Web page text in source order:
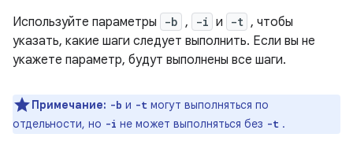
Используйте параметры -b , -i и -t , чтобы
указать, какие шаги следует выполнить. Если вы не
укажете параметр, будут выполнены все шаги.
Примечание: -b и -t могут выполняться по
отдельности, но -i не может выполняться без -t .